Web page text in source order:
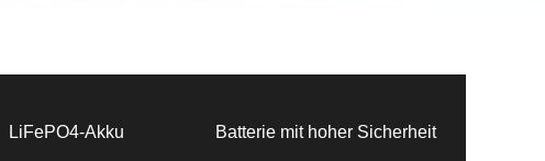
LiFePO4-Akku Batterie mit hoher Sicherheit